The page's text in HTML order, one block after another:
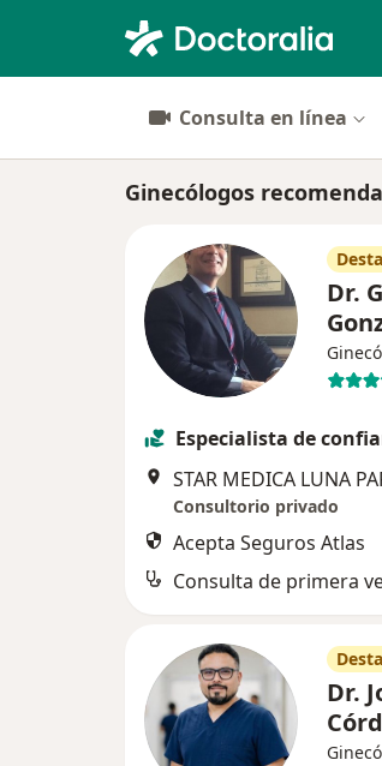
Consulta en línea
Ginecólogos
Dr.
Especialista de
Consultorio privado
Acepta Seguros Atlas
Consulta de primera
Dr.